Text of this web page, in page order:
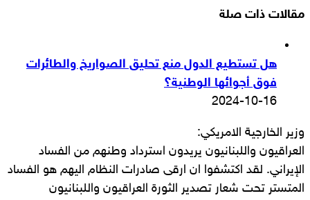
مقالات ذات صلة
هل تستطيع الدول منع تحليق الصواريخ والطائرات
فوق أجوائها الوطنية؟
2024-10-16
وزير الخارجية الامريكي:
العراقيون واللبنانيون يريدون استرداد وطنهم من الفساد
الإيراني. لقد اكتشفوا ان ارقى صادرات النظام اليهم هو الفساد
المتستر تحت شعار تصدير الثورة العراقيون واللبنانيون